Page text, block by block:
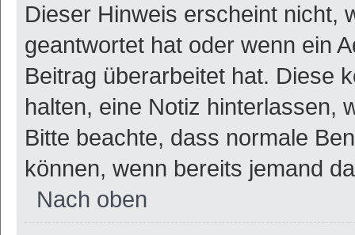
Dieser Hinweis erscheint nicht,
geantwortet hat oder wenn ein
Beitrag überarbeitet hat. Diese
halten, eine Notiz hinterlassen,
Bitte beachte, dass normale
können, wenn bereits jemand
Nach oben